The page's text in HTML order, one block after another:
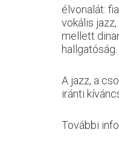
élvonalát:
vokális
mellett
hallgatóság.
A jazz, a
iránti
További